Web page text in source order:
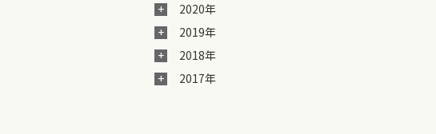
2020年
2019年
2018年
2017年